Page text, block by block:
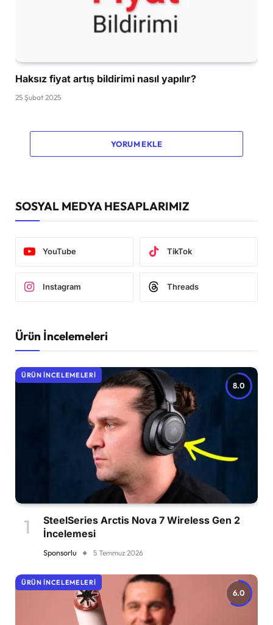
Haksız fiyat artış bildirimi nasıl yapılır?
25 Şubat 2025
YORUM EKLE
SOSYAL MEDYA HESAPLARIMIZ
YouTube TikTok
Instagram Threads
Ürün İncelemeleri
8.0
ÜRÜN İNCELEMELERI
SteelSeries Arctis Nova 7 Wireless Gen 2
İncelemesi
Sponsorlu 5 Temmuz 2026
6.0
ÜRÜN İNCELEMELERI